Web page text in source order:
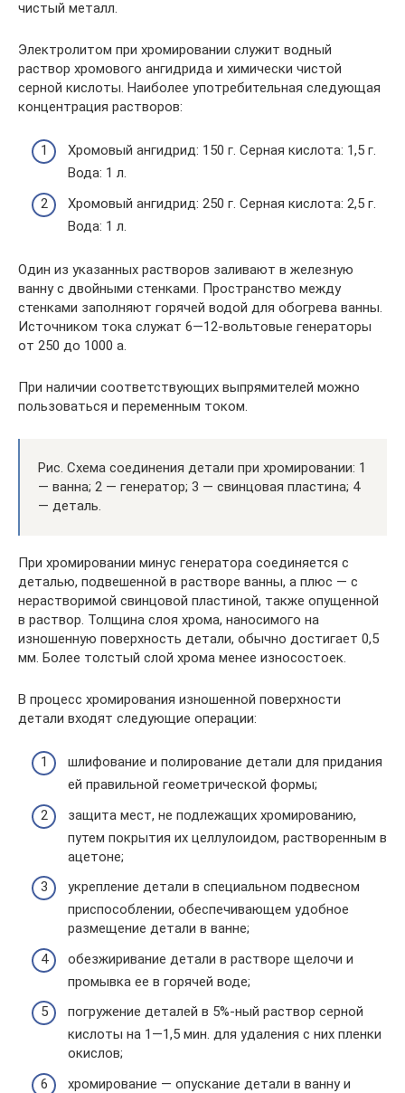
чистый металл.
Электролитом при хромировании служит водный
раствор хромового ангидрида и химически чистой
серной кислоты. Наиболее употребительная следующая
концентрация растворов:
Хромовый ангидрид: 150 г. Серная кислота: 1,5 г.
Вода: 1 л.
Хромовый ангидрид: 250 г. Серная кислота: 2,5 г.
Вода: 1 л.
Один из указанных растворов заливают в железную
ванну с двойными стенками. Пространство между
стенками заполняют горячей водой для обогрева ванны.
Источником тока служат 6—12-вольтовые генераторы
от 250 до 1000 а.
При наличии соответствующих выпрямителей можно
пользоваться и переменным током.
Рис. Схема соединения детали при хромировании: 1
— ванна; 2 — генератор; 3 — свинцовая пластина; 4
— деталь.
При хромировании минус генератора соединяется с
деталью, подвешенной в растворе ванны, а плюс — с
нерастворимой свинцовой пластиной, также опущенной
в раствор. Толщина слоя хрома, наносимого на
изношенную поверхность детали, обычно достигает 0,5
мм. Более толстый слой хрома менее износостоек.
В процесс хромирования изношенной поверхности
детали входят следующие операции:
шлифование и полирование детали для придания
ей правильной геометрической формы;
защита мест, не подлежащих хромированию,
путем покрытия их целлулоидом, растворенным в
ацетоне;
укрепление детали в специальном подвесном
приспособлении, обеспечивающем удобное
размещение детали в ванне;
обезжиривание детали в растворе щелочи и
промывка ее в горячей воде;
погружение деталей в 5%-ный раствор серной
кислоты на 1—1,5 мин. для удаления с них пленки
окислов;
хромирование — опускание детали в ванну и